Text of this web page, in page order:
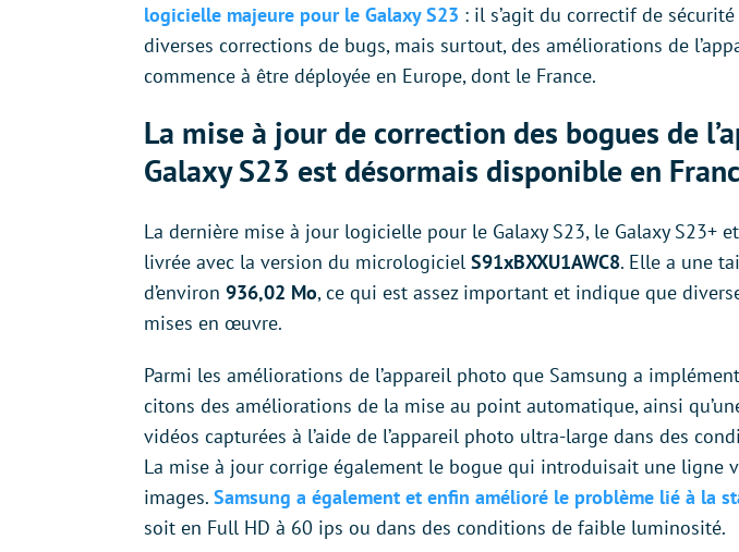
logicielle majeure pour le Galaxy S23 : il s’agit du correctif de
diverses corrections de bugs, mais surtout, des améliorations de
commence à être déployée en Europe, dont le France.
La mise à jour de correction des bogues de
Galaxy S23 est désormais disponible en
La dernière mise à jour logicielle pour le Galaxy S23, le Galaxy S23+
livrée avec la version du micrologiciel S91xBXXU1AWC8. Elle a une
d’environ 936,02 Mo, ce qui est assez important et indique que
mises en œuvre.
Parmi les améliorations de l’appareil photo que Samsung a
citons des améliorations de la mise au point automatique, ainsi
vidéos capturées à l’aide de l’appareil photo ultra-large dans des
La mise à jour corrige également le bogue qui introduisait une ligne
images. Samsung a également et enfin amélioré le problème lié à la
soit en Full HD à 60 ips ou dans des conditions de faible luminosité.